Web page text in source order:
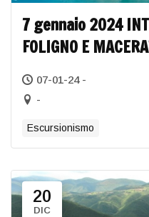
7 gennaio 2024
FOLIGNO E
07-01-24 -
-
Escursionismo
20
DIC